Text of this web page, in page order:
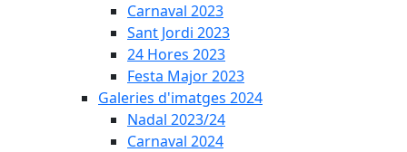
Carnaval 2023
Sant Jordi 2023
24 Hores 2023
Festa Major 2023
Galeries d'imatges 2024
Nadal 2023/24
Carnaval 2024